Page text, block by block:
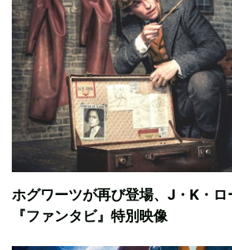
ホグワーツが再び登場、J・K・ロ
『ファンタビ』特別映像